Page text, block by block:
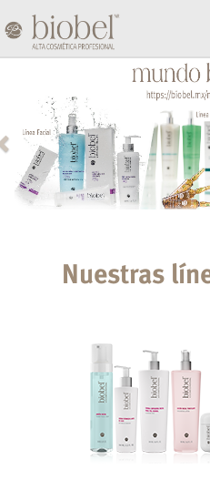
Nuestras